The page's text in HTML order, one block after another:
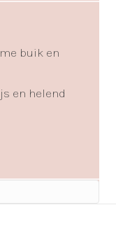
buik en
en helend